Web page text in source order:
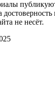
не несёт.